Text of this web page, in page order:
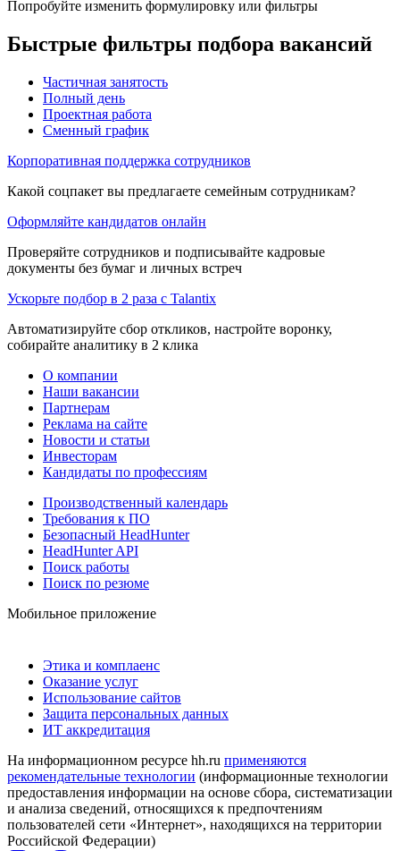
Попробуйте изменить формулировку или фильтры
Быстрые фильтры подбора вакансий
Частичная занятость
Полный день
Проектная работа
Сменный график
Корпоративная поддержка сотрудников
Какой соцпакет вы предлагаете семейным сотрудникам?
Оформляйте кандидатов онлайн
Проверяйте сотрудников и подписывайте кадровые
документы без бумаг и личных встреч
Ускорьте подбор в 2 раза с Talantix
Автоматизируйте сбор откликов, настройте воронку,
собирайте аналитику в 2 клика
О компании
Наши вакансии
Партнерам
Реклама на сайте
Новости и статьи
Инвесторам
Кандидаты по профессиям
Производственный календарь
Требования к ПО
Безопасный HeadHunter
HeadHunter API
Поиск работы
Поиск по резюме
Мобильное приложение
Этика и комплаенс
Оказание услуг
Использование сайтов
Защита персональных данных
ИТ аккредитация
На информационном ресурсе hh.ru применяются
рекомендательные технологии (информационные технологии
предоставления информации на основе сбора, систематизации
и анализа сведений, относящихся к предпочтениям
пользователей сети «Интернет», находящихся на территории
Российской Федерации)